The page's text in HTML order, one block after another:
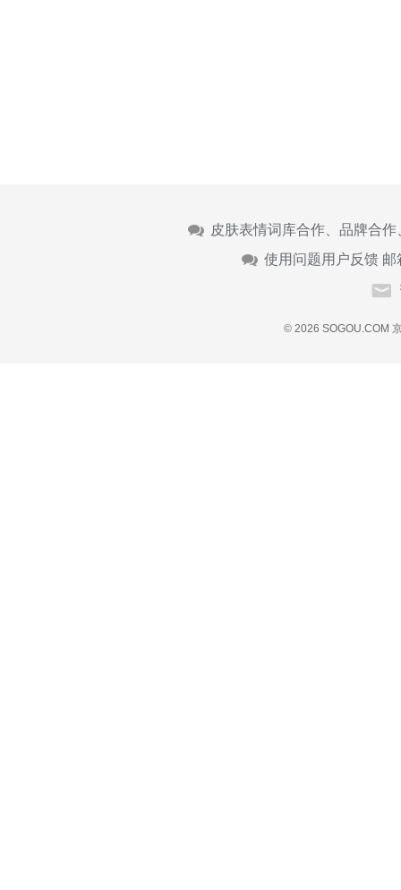
皮肤表情词库合作、品牌合
使用问题用户反馈 邮
© 2026 SOGOU.COM